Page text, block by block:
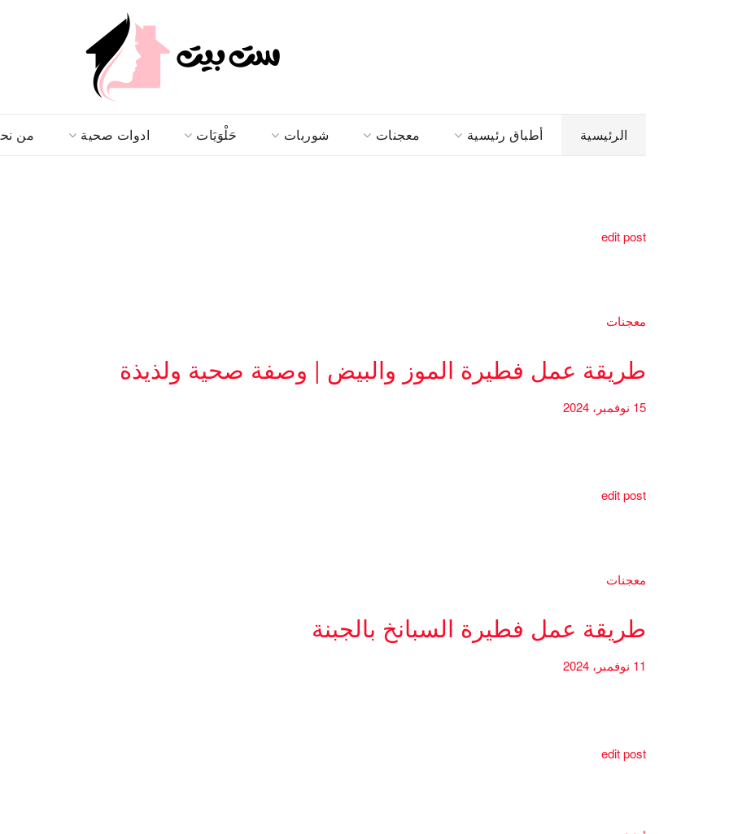
الرئيسية أطباق رئيسية معجنات شوربات حَلْوَيَات ادوات صحية من
edit post
معجنات
طريقة عمل فطيرة الموز والبيض | وصفة صحية ولذيذة
15 نوفمبر، 2024
edit post
معجنات
طريقة عمل فطيرة السبانخ بالجبنة
11 نوفمبر، 2024
edit post